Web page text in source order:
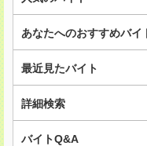
あなたへのおすすめバイ
最近見たバイト
詳細検索
バイトQ&A